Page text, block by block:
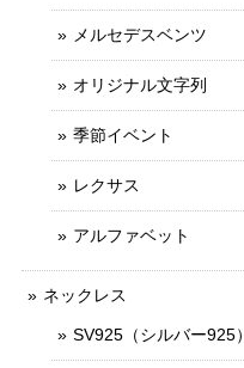
メルセデスベンツ
オリジナル文字列
季節イベント
レクサス
アルファベット
ネックレス
SV925（シルバー925）